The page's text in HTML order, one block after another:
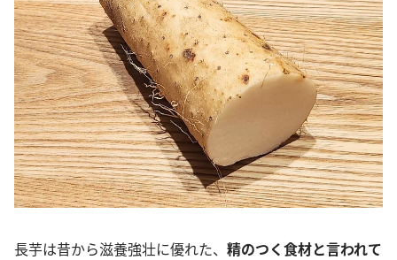
長芋は昔から滋養強壮に優れた、 精のつく食材と言われて